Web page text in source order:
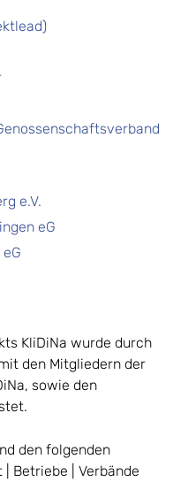
e.V.
eG
KliDiNa wurde durch
den Mitgliedern der
sowie den
den folgenden
Betriebe | Verbände